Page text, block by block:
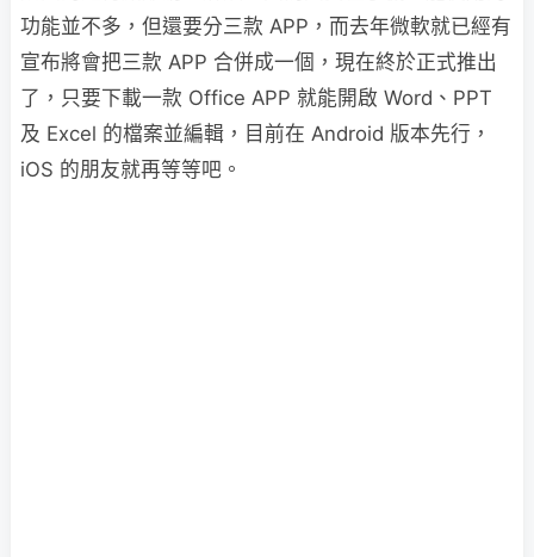
功能並不多，但還要分三款 APP，而去年微軟就已經有
宣布將會把三款 APP 合併成一個，現在終於正式推出
了，只要下載一款 Office APP 就能開啟 Word、PPT
及 Excel 的檔案並編輯，目前在 Android 版本先行，
iOS 的朋友就再等等吧。